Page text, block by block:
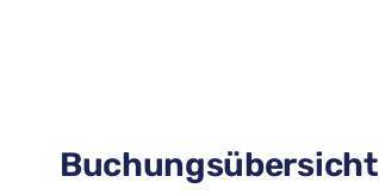
Buchungsübersicht